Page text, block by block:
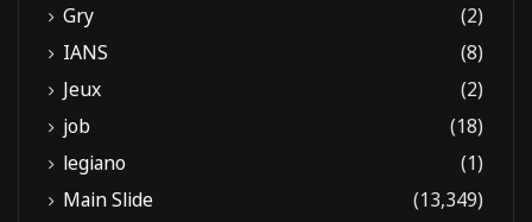
Gry
(2)
IANS
(8)
Jeux
(2)
job
(18)
legiano
(1)
Main Slide
(13,349)